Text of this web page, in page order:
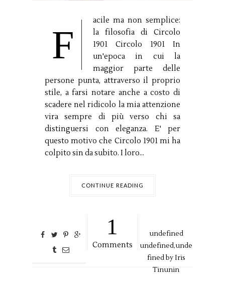
F
acile ma non semplice:
la filosofia di Circolo
1901 Circolo 1901 In
un'epoca in cui la
maggior parte delle
persone punta, attraverso il proprio
stile, a farsi notare anche a costo di
scadere nel ridicolo la mia attenzione
vira sempre di più verso chi sa
distinguersi con eleganza. E' per
questo motivo che Circolo 1901 mi ha
colpito sin da subito. I loro...
CONTINUE READING
1
Comments
undefined
undefined,unde
fined byIris
Tinunin